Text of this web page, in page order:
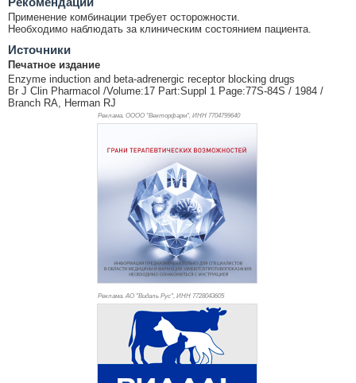
Применение комбинации требует осторожности.
Необходимо наблюдать за клиническим состоянием пациента.
Источники
Печатное издание
Enzyme induction and beta-adrenergic receptor blocking drugs
Br J Clin Pharmacol /Volume:17 Part:Suppl 1 Page:77S-84S / 1984 /
Branch RA, Herman RJ
Реклама. ОООО "Векторфарм", ИНН 7704799640
Реклама. АО "Видаль Рус", ИНН 7728043605